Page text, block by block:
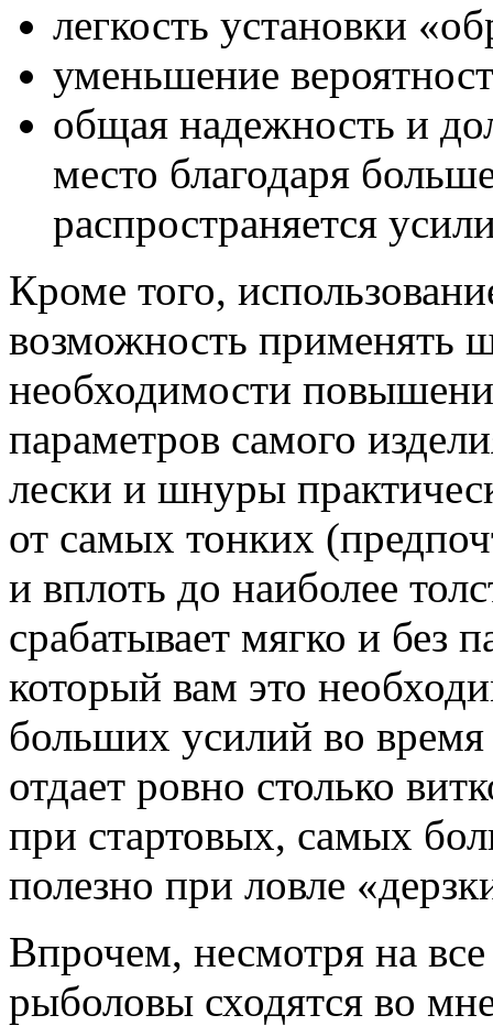
легкость установки
уменьшение
общая надежность и
место благодаря
распространяется
Кроме того,
возможность применять
необходимости
параметров самого
лески и шнуры
от самых тонких
и вплоть до наиболее
срабатывает мягко и без
который вам это
больших усилий во
отдает ровно столько
при стартовых, самых
полезно при ловле
Впрочем, несмотря на
рыболовы сходятся во